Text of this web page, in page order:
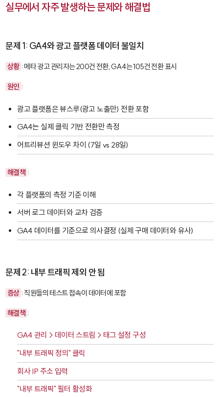
실무에서 자주 발생하는 문제와 해결법
문제 1: GA4와 광고 플랫폼 데이터 불일치
상황 : 메타 광고 관리자는 200건 전환, GA4는 105건 전환 표시
원인 :
광고 플랫폼은 뷰스루(광고 노출만) 전환 포함
GA4는 실제 클릭 기반 전환만 측정
어트리뷰션 윈도우 차이 (7일 vs 28일)
해결책 :
각 플랫폼의 측정 기준 이해
서버 로그 데이터와 교차 검증
GA4 데이터를 기준으로 의사결정 (실제 구매 데이터와 유사)
문제 2: 내부 트래픽 제외 안 됨
증상 : 직원들의 테스트 접속이 데이터에 포함
해결책 :
GA4 관리 > 데이터 스트림 > 태그 설정 구성
"내부 트래픽 정의" 클릭
회사 IP 주소 입력
"내부 트래픽" 필터 활성화